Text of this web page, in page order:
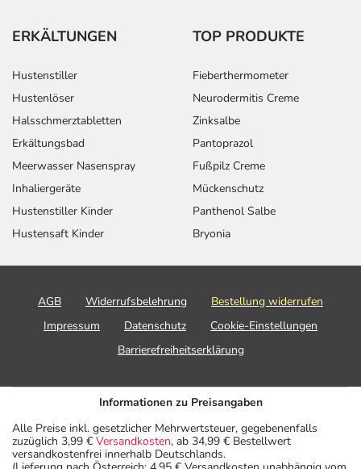
ERKÄLTUNGEN
Hustenstiller
Hustenlöser
Halsschmerztabletten
Erkältungsbad
Meerwasser Nasenspray
Inhaliergeräte
Hustenstiller Kinder
Hustensaft Kinder
TOP PRODUKTE
Fieberthermometer
Neurodermitis Creme
Zinksalbe
Pantoprazol
Fußpilz Creme
Mückenschutz
Panthenol Salbe
Bryonia
AGB Widerrufsbelehrung
Bestellung widerrufen
Impressum
Datenschutz
Cookie-Einstellungen
Barrierefreiheitserklärung
Informationen zu Preisangaben
Alle Preise inkl. gesetzlicher Mehrwertsteuer, gegebenenfalls
zuzüglich 3,99 € Versandkosten, ab 34,99 € Bestellwert
versandkostenfrei innerhalb Deutschlands.